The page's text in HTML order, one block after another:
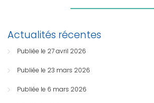
Actualités récentes
Publiée le 27 avril 2026
Publiée le 23 mars 2026
Publiée le 6 mars 2026